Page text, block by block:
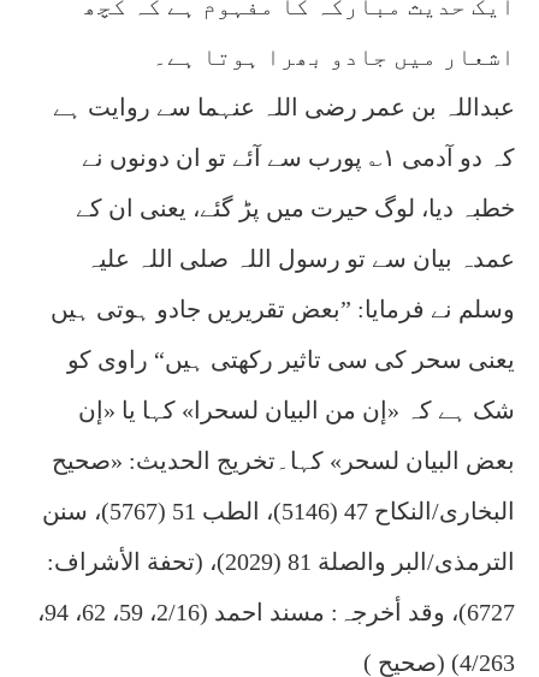
ایک حدیث مبارکہ کا مفہوم ہے کہ کچھ
اشعار میں جادو بھرا ہوتا ہے۔
عبداللہ بن عمر رضی اللہ عنہما سے روایت ہے
کہ دو آدمی ۱؎ پورب سے آئے تو ان دونوں نے
خطبہ دیا، لوگ حیرت میں پڑ گئے، یعنی ان کے
عمدہ بیان سے تو رسول اللہ صلی اللہ علیہ
وسلم نے فرمایا: ”بعض تقریریں جادو ہوتی ہیں
یعنی سحر کی سی تاثیر رکھتی ہیں“ راوی کو
شک ہے کہ «إن من البيان لسحرا» کہا یا «إن
بعض البيان لسحر» کہا۔تخریج الحدیث: «‏‏‏‏صحیح
البخاری/النکاح 47 (5146)، الطب 51 (5767)، سنن
الترمذی/البر والصلة 81 (2029)، (تحفة الأشراف:
6727)، وقد أخرجہ: مسند احمد (2/16، 59، 62، 94،
4/263) (صحیح )